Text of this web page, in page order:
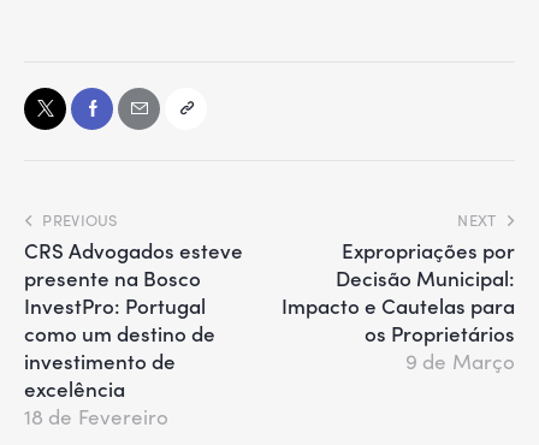
PREVIOUS
CRS Advogados esteve
presente na Bosco
InvestPro: Portugal
como um destino de
investimento de
excelência
18 de Fevereiro
NEXT
Expropriações por
Decisão Municipal:
Impacto e Cautelas para
os Proprietários
9 de Março